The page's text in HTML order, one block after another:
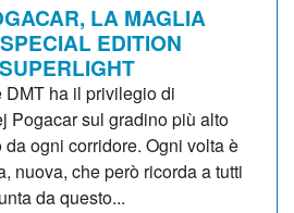
LA MAGLIA
EDITION
DMT ha il privilegio di
Pogacar sul gradino più alto
ogni corridore. Ogni volta è
nuova, che però ricorda a tutti
da questo...